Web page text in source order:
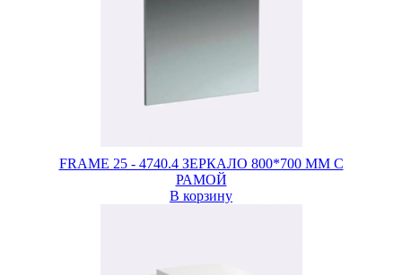
FRAME 25 - 4740.4 ЗЕРКАЛО 800*700 ММ С
РАМОЙ
В корзину